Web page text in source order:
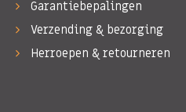
Garantiebepalingen
Verzending & bezorging
Herroepen & retourneren